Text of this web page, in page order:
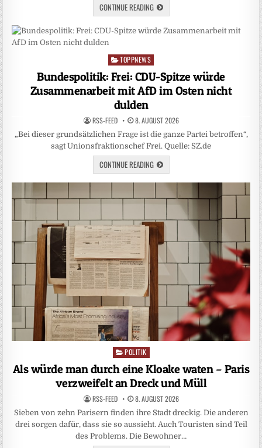
CONTINUE READING
Posted
in
TOPPNEWS
Bundespolitik: Frei: CDU-Spitze würde
Zusammenarbeit mit AfD im Osten nicht
dulden
RSS-FEED 8. AUGUST 2026
„Bei dieser grundsätzlichen Frage ist die ganze Partei betroffen“,
sagt Unionsfraktionschef Frei. Quelle: SZ.de
CONTINUE READING
Posted
in
POLITIK
Als würde man durch eine Kloake waten – Paris
verzweifelt an Dreck und Müll
RSS-FEED 8. AUGUST 2026
Sieben von zehn Parisern finden ihre Stadt dreckig. Die anderen
drei sorgen dafür, dass sie so aussieht. Auch Touristen sind Teil
des Problems. Die Bewohner…